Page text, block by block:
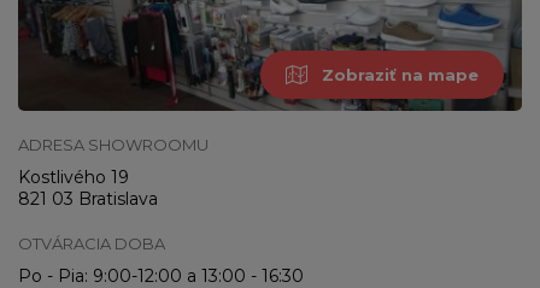
Zobraziť na mape
ADRESA SHOWROOMU
Kostlivého 19
821 03 Bratislava
OTVÁRACIA DOBA
Po - Pia: 9:00-12:00 a 13:00 - 16:30